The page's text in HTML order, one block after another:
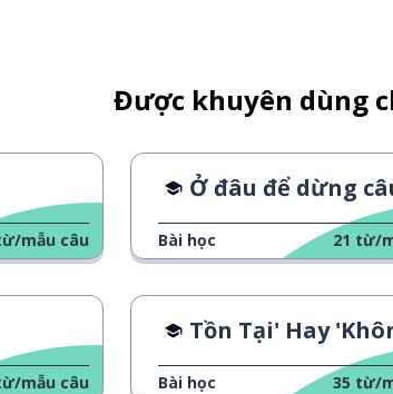
Được khuyên dùng
mẫu câu
Ở đâu để dừng
Bài học 21 từ/
mẫu câu
Tồn Tại' Hay 'Không Tồn
Bài học 35 từ/